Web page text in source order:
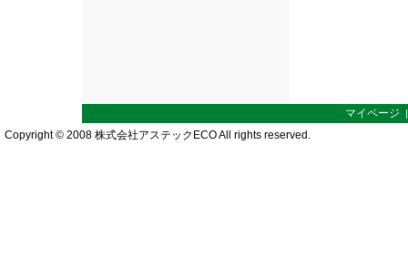
マイページ
Copyright © 2008 株式会社アステックECO All rights reserved.